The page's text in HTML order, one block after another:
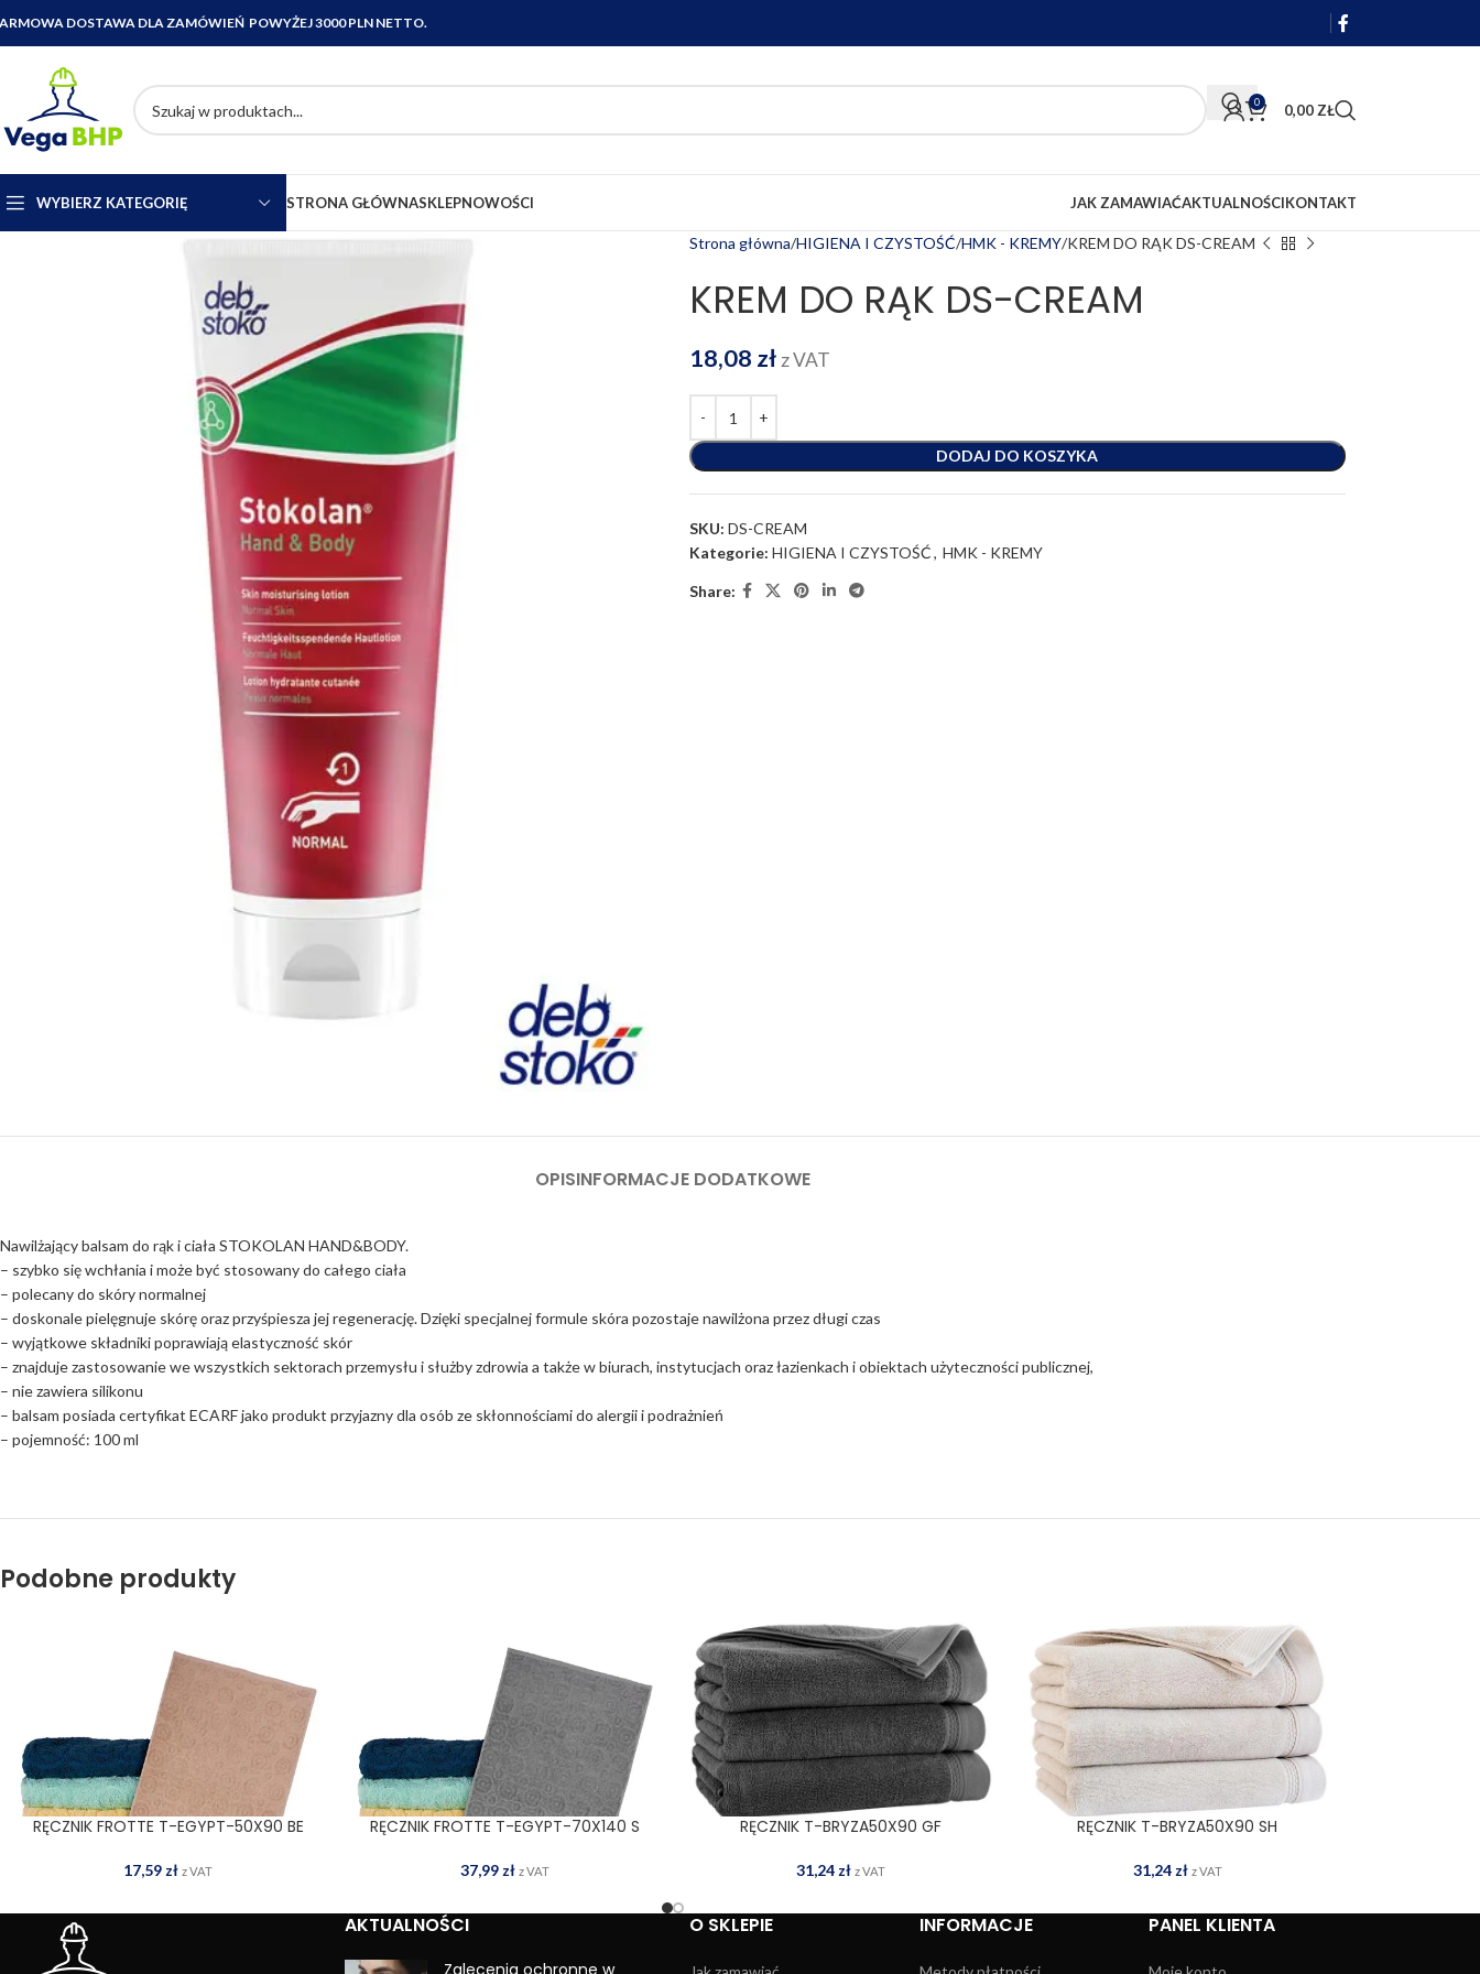
DOSTAWA DLA ZAMÓWIEŃ POWYŻEJ 3000 PLN NETTO.
0 0,00 ZŁ
WYBIERZ KATEGORIĘ STRONA GŁÓWNASKLEPNOWOŚCI JAK ZAMAWIAĆAKTUALNOŚCIKONTAKT
Strona główna HIGIENA I CZYSTOŚĆ HMK - KREMY KREM DO RĄK DS-CREAM
KREM DO RĄK DS-CREAM
18,08 zł z VAT
DODAJ DO KOSZYKA
SKU: DS-CREAM
Kategorie: HIGIENA I CZYSTOŚĆ, HMK - KREMY
Share:
OPISINFORMACJE DODATKOWE
Nawilżający balsam do rąk i ciała STOKOLAN HAND&BODY.
– szybko się wchłania i może być stosowany do całego ciała
– polecany do skóry normalnej
– doskonale pielęgnuje skórę oraz przyśpiesza jej regenerację. Dzięki specjalnej formule skóra pozostaje nawilżona przez długi czas
– wyjątkowe składniki poprawiają elastyczność skór
– znajduje zastosowanie we wszystkich sektorach przemysłu i służby zdrowia a także w biurach, instytucjach oraz łazienkach i obiektach użyteczności publicznej,
– nie zawiera silikonu
– balsam posiada certyfikat ECARF jako produkt przyjazny dla osób ze skłonnościami do alergii i podrażnień
– pojemność: 100 ml
Podobne produkty
DODAJ DO KOSZYKA
RĘCZNIK FROTTE T-EGYPT-50X90 BE
17,59 zł z VAT
DODAJ DO KOSZYKA
RĘCZNIK FROTTE T-EGYPT-70X140 S
37,99 zł z VAT
DODAJ DO KOSZYKA
RĘCZNIK T-BRYZA50X90 GF
31,24 zł z VAT
DODAJ DO KOSZYKA
RĘCZNIK T-BRYZA50X90 SH
31,24 zł z VAT
AKTUALNOŚCI
Zalecenia ochronne w
O SKLEPIE INFORMACJE PANEL KLIENTA